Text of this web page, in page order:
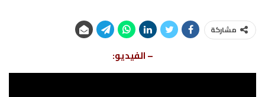
مشاركة
– الفيديو: